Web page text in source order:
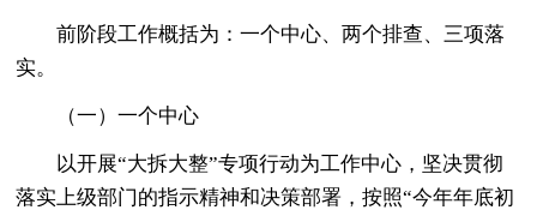
前阶段工作概括为：一个中心、两个排查、三项落
实。
（一）一个中心
以开展“大拆大整”专项行动为工作中心，坚决贯彻
落实上级部门的指示精神和决策部署，按照“今年年底初